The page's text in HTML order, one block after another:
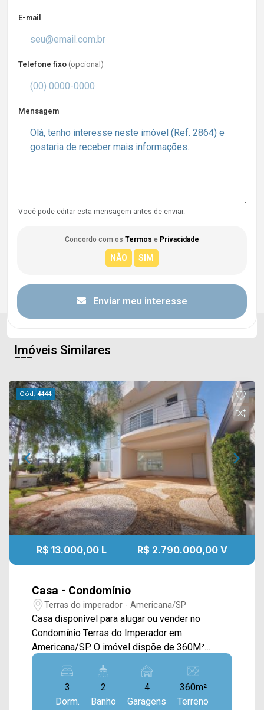
E-mail
Telefone fixo (opcional)
Mensagem
Você pode editar esta mensagem antes de enviar.
Concordo com os Termos e Privacidade
Enviar meu interesse
Imóveis Similares
Cód.4444
R$ 13.000,00 L R$ 2.790.000,00 V
Casa - Condomínio
Terras do imperador - Americana/SP
Casa disponível para alugar ou vender no
Condomínio Terras do Imperador em
Americana/SP. O imóvel dispõe de 360M²
distribuídos em sala de estar e de jantar
integradas, cozinha planejada, área gourmet com
churrasqueira, piscina, quintal e área de serviço
coberta. > 03 suítes com armários planejados e
3
Dorm.
2
Banho
4
Garagens
360m²
Terreno